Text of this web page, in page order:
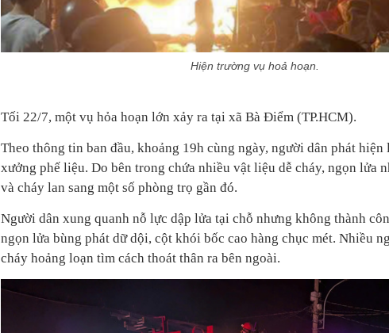
Hiện trường vụ hoả hoạn.
Tối 22/7, một vụ hỏa hoạn lớn xảy ra tại xã Bà Điểm (TP.HCM).
Theo thông tin ban đầu, khoảng 19h cùng ngày, người dân phát hiện
xưởng phế liệu. Do bên trong chứa nhiều vật liệu dễ cháy, ngọn lửa
và cháy lan sang một số phòng trọ gần đó.
Người dân xung quanh nỗ lực dập lửa tại chỗ nhưng không thành
ngọn lửa bùng phát dữ dội, cột khói bốc cao hàng chục mét. Nhiều
cháy hoảng loạn tìm cách thoát thân ra bên ngoài.